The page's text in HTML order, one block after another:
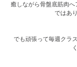
癒しながら骨盤底筋肉
ではあ
でも頑張って毎週クラ